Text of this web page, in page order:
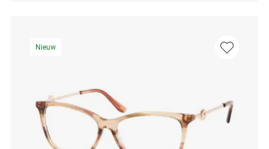
Nieuw